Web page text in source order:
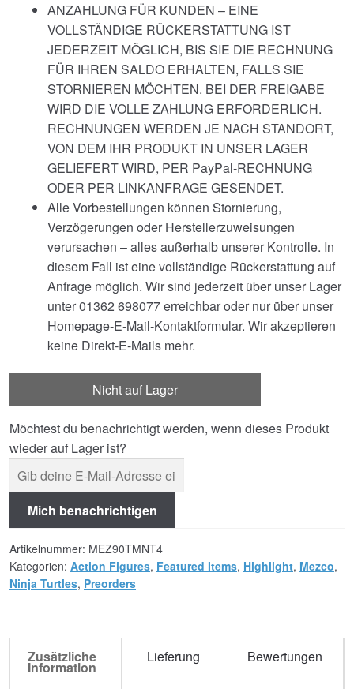
ANZAHLUNG FÜR KUNDEN – EINE
VOLLSTÄNDIGE RÜCKERSTATTUNG IST
JEDERZEIT MÖGLICH, BIS SIE DIE RECHNUNG
FÜR IHREN SALDO ERHALTEN, FALLS SIE
STORNIEREN MÖCHTEN. BEI DER FREIGABE
WIRD DIE VOLLE ZAHLUNG ERFORDERLICH.
RECHNUNGEN WERDEN JE NACH STANDORT,
VON DEM IHR PRODUKT IN UNSER LAGER
GELIEFERT WIRD, PER PayPal-RECHNUNG
ODER PER LINKANFRAGE GESENDET.
Alle Vorbestellungen können Stornierung,
Verzögerungen oder Herstellerzuweisungen
verursachen – alles außerhalb unserer Kontrolle. In
diesem Fall ist eine vollständige Rückerstattung auf
Anfrage möglich. Wir sind jederzeit über unser Lager
unter 01362 698077 erreichbar oder nur über unser
Homepage-E-Mail-Kontaktformular. Wir akzeptieren
keine Direkt-E-Mails mehr.
Nicht auf Lager
Möchtest du benachrichtigt werden, wenn dieses Produkt
wieder auf Lager ist?
Mich benachrichtigen
Artikelnummer: MEZ90TMNT4
Kategorien: Action Figures, Featured Items, Highlight, Mezco,
Ninja Turtles, Preorders
Zusätzliche
Information
Lieferung Bewertungen